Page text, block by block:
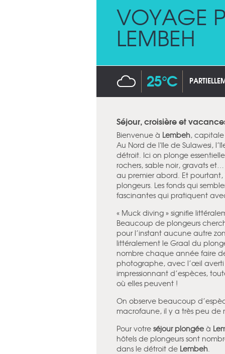
VOYAGE
LEMBEH
25°C
Séjour, croisière et
Bienvenue à Lembeh, capitale
Au Nord de l'île de Sulawesi,
détroit. Ici on plonge
rochers, sable noir, gravats
au premier abord. Et
plongeurs. Les fonds qui
fascinantes qui pratiquent
« Muck diving » signifie
Beaucoup de plongeurs
pour l’instant aucune autre
littéralement le Graal du
nombre chaque année faire de
photographe, avec l’œil averti
impressionnant d’espèces,
où elles peuvent !
On observe beaucoup
macrofaune, il y a très peu de
Pour votre séjour plongée à
hôtels de plongeurs sont
dans le détroit de Lembeh.